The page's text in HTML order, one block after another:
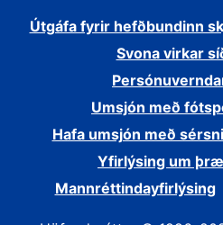
Útgáfa fyrir hefðbundinn
Svona virkar
Umsjón með
Hafa umsjón með
Yfirlýsing um
Mannréttindayfirlýsing